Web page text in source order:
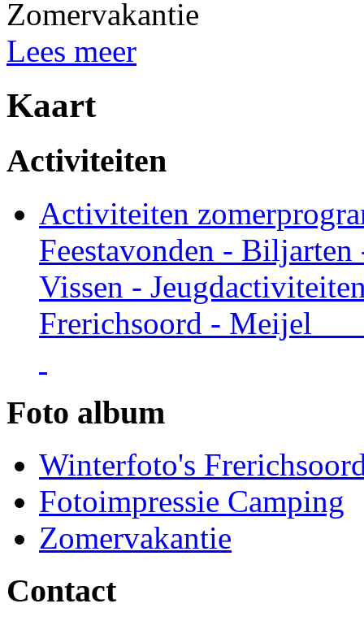
Zomervakantie
Lees meer
Kaart
Activiteiten
Activiteiten
Feestavonden - Biljarten
Vissen -
Frerichsoord -
Foto album
Winterfoto's
Fotoimpressie Camping
Zomervakantie
Contact